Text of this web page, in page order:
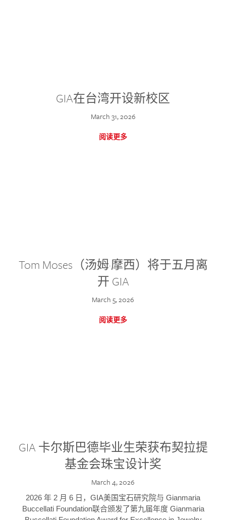
GIA在台湾开设新校区
March 31, 2026
阅读更多
Tom Moses（汤姆·摩西）将于五月离
开 GIA
March 5, 2026
阅读更多
GIA 卡尔斯巴德毕业生荣获布契拉提
基金会珠宝设计奖
March 4, 2026
2026 年 2 月 6 日，GIA美国宝石研究院与 Gianmaria
Buccellati Foundation联合颁发了第九届年度 Gianmaria